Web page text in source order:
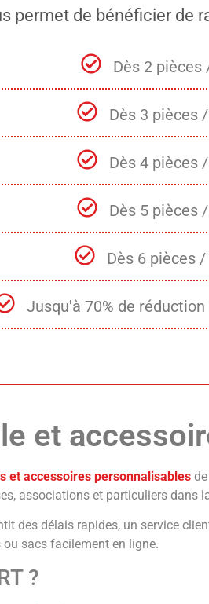
permet de bénéficier de
Dès 2 pièces
Dès 3 pièces
Dès 4 pièces
Dès 5 pièces
Dès 6 pièces
Jusqu'à 70% de
et
et accessoires personnalisables
associations et particuliers dans
des délais rapides, un service
sacs facilement en ligne.
?